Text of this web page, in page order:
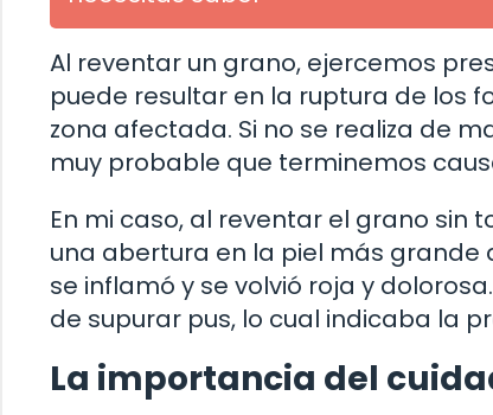
Al reventar un grano, ejercemos
puede resultar en la ruptura de los
zona afectada. Si no se realiza de
muy probable que terminemos
En mi caso, al reventar el grano
una abertura en la piel más grande
se inflamó y se volvió roja y
de supurar pus, lo cual indicaba la
La importancia del